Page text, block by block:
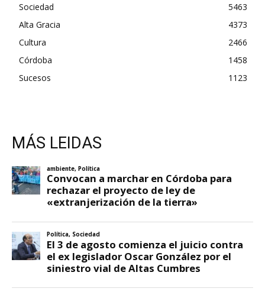
Sociedad
5463
Alta Gracia
4373
Cultura
2466
Córdoba
1458
Sucesos
1123
MÁS LEIDAS